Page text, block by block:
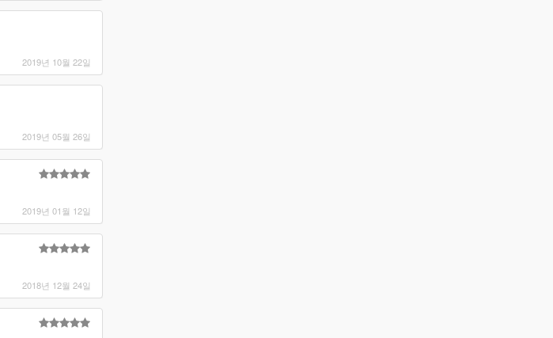
2019년 10월 22일
2019년 05월 26일
2019년 01월 12일
2018년 12월 24일